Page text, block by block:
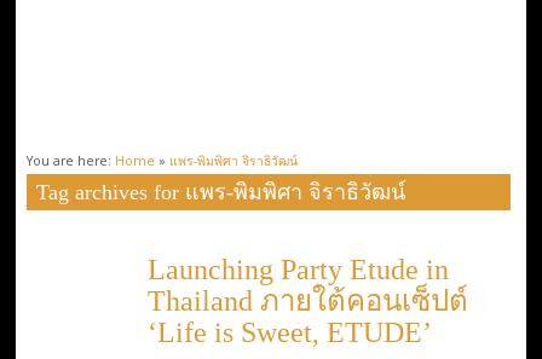
You are here: Home » แพร-พิมพิศา จิราธิวัฒน์
Tag archives for แพร-พิมพิศา จิราธิวัฒน์
Launching Party Etude in
Thailand ภายใต้คอนเซ็ปต์
‘Life is Sweet, ETUDE’